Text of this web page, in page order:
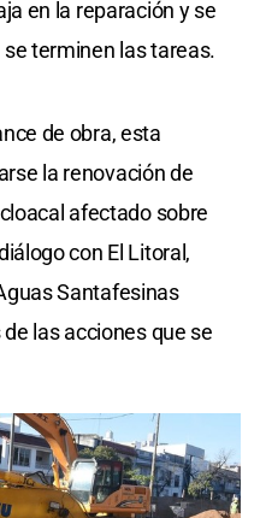
en la reparación y se
terminen las tareas.
de obra, esta
la renovación de
afectado sobre
con El Litoral,
Santafesinas
las acciones que se